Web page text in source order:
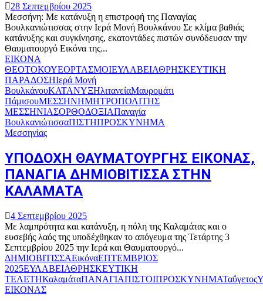
28 Σεπτεμβρίου 2025
Μεσσήνη: Με κατάνυξη η επιστροφή της Παναγίας
Βουλκανιώτισσας στην Ιερά Μονή Βουλκάνου Σε κλίμα βαθιάς
κατάνυξης και συγκίνησης, εκατοντάδες πιστών συνόδευσαν την
Θαυματουργό Εικόνα της...
ΕΙΚΟΝΑ
ΘΕΟΤΟΚΟΥΕΟΡΤΑΣΜΟΙΕΥΛΑΒΕΙΑΘΡΗΣΚΕΥΤΙΚΗ
ΠΑΡΑΔΟΣΗΙερά Μονή
ΒουλκάνουΚΑΤΑΝΥΞΗλιτανείαΜαυρομάτι
ΠάμισουΜΕΣΣΗΝΗΜΗΤΡΟΠΟΛΙΤΗΣ
ΜΕΣΣΗΝΙΑΣΟΡΘΟΔΟΞΙΑΠαναγία
ΒουλκανιώτισσαΠΙΣΤΗΠΡΟΣΚΥΝΗΜΑ
Μεσσηνίας
ΥΠΟΔΟΧΗ ΘΑΥΜΑΤΟΥΡΓΗΣ ΕΙΚΟΝΑΣ,
ΠΑΝΑΓΙΑ ΔΗΜΙΟΒΙΤΙΣΣΑ ΣΤΗΝ
ΚΑΛΑΜΑΤΑ
4 Σεπτεμβρίου 2025
Με λαμπρότητα και κατάνυξη, η πόλη της Καλαμάτας και ο
ευσεβής λαός της υποδέχθηκαν το απόγευμα της Τετάρτης 3
Σεπτεμβρίου 2025 την Ιερά και Θαυματουργό...
ΔΗΜΙΟΒΙΤΙΣΣΑΕικόναΕΠΤΕΜΒΡΙΟΣ
2025ΕΥΛΑΒΕΙΑΘΡΗΣΚΕΥΤΙΚΗ
ΤΕΛΕΤΗΚαλαμάταΠΑΝΑΓΙΑΠΙΣΤΟΙΠΡΟΣΚΥΝΗΜΑΤαΰγετος
ΕΙΚΟΝΑΣ